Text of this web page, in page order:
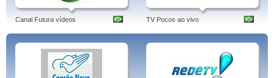
Canal Futura vídeos TV Pocos ao vivo